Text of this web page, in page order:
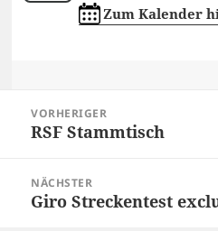
Zum Kalender
VORHERIGER
Vorheriger
RSF Stammtisch
NÄCHSTER
Nächster
Giro Streckentest